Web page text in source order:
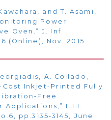
and T. Asami,
Power
Oven,” J. Inf.
(Online), Nov. 2015.
A. Collado,
Cost Inkjet-Printed Fully
Free
IEEE
pp.3135-3145, June